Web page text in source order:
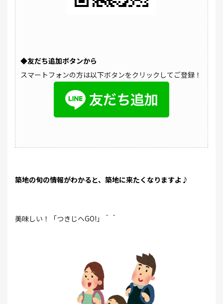
◆友だち追加ボタンから
スマートフォンの方は以下ボタンをクリックしてご登録！
築地の旬の情報がわかると、築地に来たくなりますよ♪
美味しい！「つきじへGO!」＾＾